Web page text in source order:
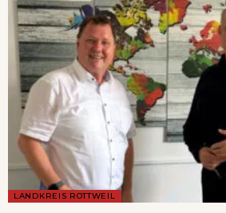
LANDKREIS ROTTWEIL